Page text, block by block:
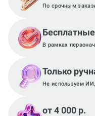
По срочным
В рамках
Только
Не используем
от 4 000 р.